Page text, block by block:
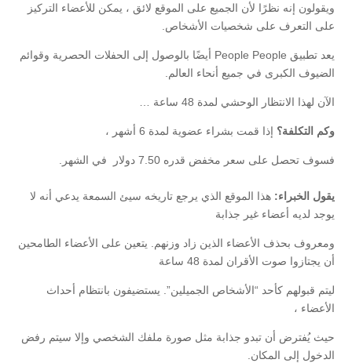
ويقولون إنه نظرًا لأن الجميع على الموقع لائق ، يمكن للأعضاء التركيز
على التعرف على شخصيات الأشخاص.
يعد تطبيق People People أيضًا بالوصول إلى الحفلات الحصرية وقوائم
الضيوف الكبرى في جميع أنحاء العالم.
الآن لهذا الانتظار الوحشي لمدة 48 ساعة …
وكم التكلفة؟ إذا قمت بشراء عضوية لمدة 6 أشهر ،
فسوف تحصل على سعر مخفض قدره 7.50 دولار في الشهر.
يقول الخبراء: هذا الموقع الذي يرجع تاريخه سيئ السمعة يدعي أنه لا
يوجد لديه أعضاء غير جذابة
ومعروف بحذف الأعضاء الذين زاد وزنهم. يتعين على الأعضاء الطامحين
أن يجتازوا صوت الأقران لمدة 48 ساعة
ليتم قبولهم كأحد “الأشخاص الجميلين”. يستضيفون بانتظام أحداث
الأعضاء ،
حيث يُفترض أن تبدو جذابة مثل صورة ملفك الشخصي وإلا سيتم رفض
الدخول إلى المكان.